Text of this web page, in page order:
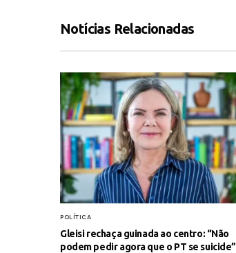
Notícias Relacionadas
POLÍTICA
Gleisi rechaça guinada ao centro: “Não
podem pedir agora que o PT se suicide”